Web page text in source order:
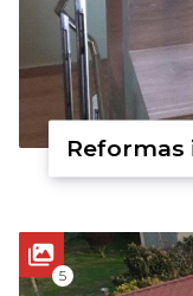
Reformas
5